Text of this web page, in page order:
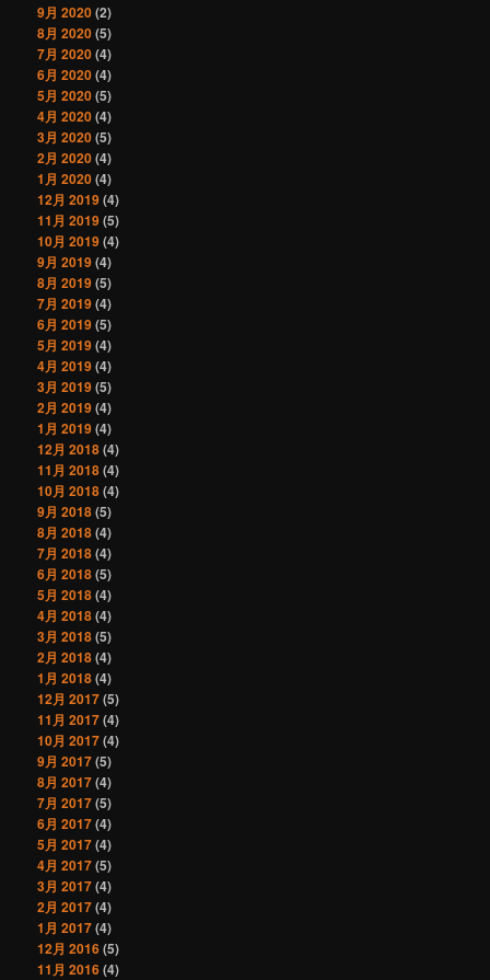
9月 2020(2)
8月 2020(5)
7月 2020(4)
6月 2020(4)
5月 2020(5)
4月 2020(4)
3月 2020(5)
2月 2020(4)
1月 2020(4)
12月 2019(4)
11月 2019(5)
10月 2019(4)
9月 2019(4)
8月 2019(5)
7月 2019(4)
6月 2019(5)
5月 2019(4)
4月 2019(4)
3月 2019(5)
2月 2019(4)
1月 2019(4)
12月 2018(4)
11月 2018(4)
10月 2018(4)
9月 2018(5)
8月 2018(4)
7月 2018(4)
6月 2018(5)
5月 2018(4)
4月 2018(4)
3月 2018(5)
2月 2018(4)
1月 2018(4)
12月 2017(5)
11月 2017(4)
10月 2017(4)
9月 2017(5)
8月 2017(4)
7月 2017(5)
6月 2017(4)
5月 2017(4)
4月 2017(5)
3月 2017(4)
2月 2017(4)
1月 2017(4)
12月 2016(5)
11月 2016(4)